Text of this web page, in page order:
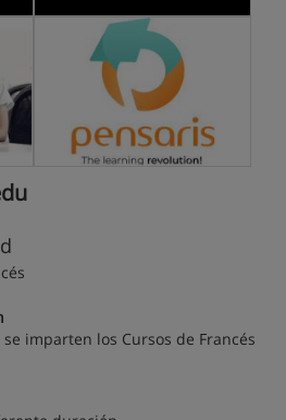
imparten los Cursos de Francés